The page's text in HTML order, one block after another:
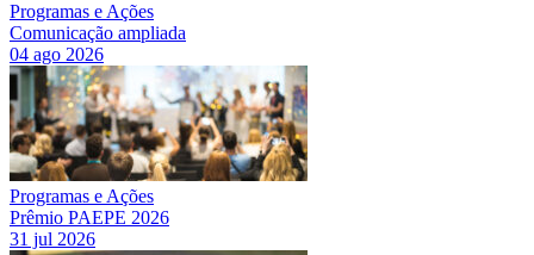
Programas e Ações
Comunicação ampliada
04 ago 2026
Programas e Ações
Prêmio PAEPE 2026
31 jul 2026